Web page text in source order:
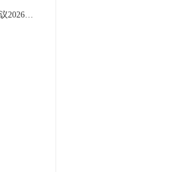
建筑工程劳务分包合同协议2026年正式模板